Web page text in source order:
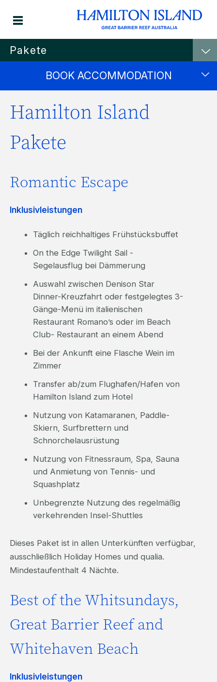
Pakete
BOOK ACCOMMODATION
Hamilton Island
Pakete
Romantic Escape
Inklusivleistungen
Täglich reichhaltiges Frühstücksbuffet
On the Edge Twilight Sail -
Segelausflug bei Dämmerung
Auswahl zwischen Denison Star
Dinner-Kreuzfahrt oder festgelegtes 3-
Gänge-Menü im italienischen
Restaurant Romano’s oder im Beach
Club- Restaurant an einem Abend
Bei der Ankunft eine Flasche Wein im
Zimmer
Transfer ab/zum Flughafen/Hafen von
Hamilton Island zum Hotel
Nutzung von Katamaranen, Paddle-
Skiern, Surfbrettern und
Schnorchelausrüstung
Nutzung von Fitnessraum, Spa, Sauna
und Anmietung von Tennis- und
Squashplatz
Unbegrenzte Nutzung des regelmäßig
verkehrenden Insel-Shuttles
Dieses Paket ist in allen Unterkünften verfügbar,
ausschließlich Holiday Homes und qualia.
Mindestaufenthalt 4 Nächte.
Best of the Whitsundays,
Great Barrier Reef and
Whitehaven Beach
Inklusivleistungen